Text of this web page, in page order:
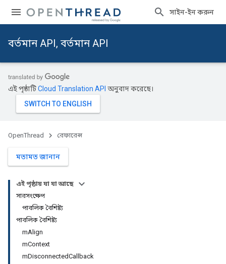
সাইন-ইন করুন
বর্তমান API, বর্তমান API
এই পৃষ্ঠাটিCloud Translation API অনুবাদ করেছে।
OpenThread রেফারেন্স
মতামত জানান
এই পৃষ্ঠায় যা যা আছে
সারসংক্ষেপ
পাবলিক বৈশিষ্ট্য
পাবলিক বৈশিষ্ট্য
mAlign
mContext
mDisconnectedCallback